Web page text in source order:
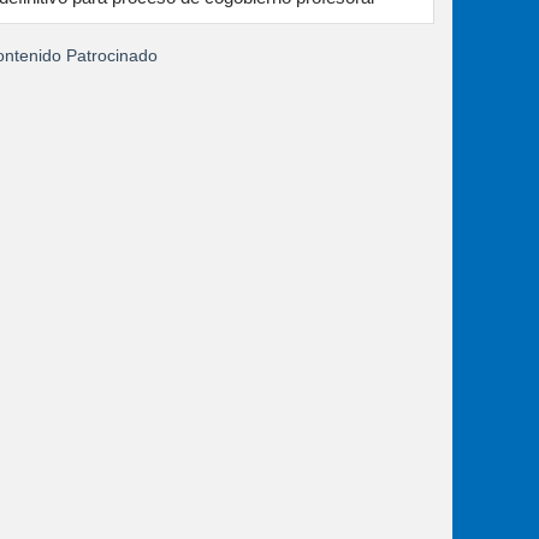
Patrocinado